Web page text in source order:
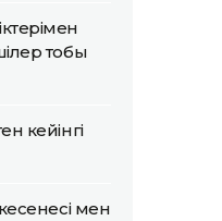
тобы
кейінгі
мен